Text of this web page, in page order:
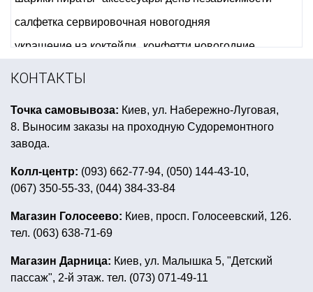
салфетка сервировочная новогодняя
украшение на коктейли конфетти новогодние
желтая вечеринка
снег в баллоне для елки
купить шарики с гелием в киеве
купить подвесные фонарики на день валентина
оформление гавайской вечеринки
товары к пасхе
купить конфетти на день влюбленных
вечеринка в стиле клоунов
сувенир магнит
детский день рождения в стиле фламинго
КОНТАКТЫ
Точка самовывоза: Киев, ул. Набережно-Луговая,
8. Выносим заказы на проходную Судоремонтного
завода.
Колл-центр: (093) 662-77-94, (050) 144-43-10,
(067) 350-55-33, (044) 384-33-84
Магазин Голосеево: Киев, просп. Голосеевский, 126.
тел. (063) 638-71-69
Магазин Дарница: Киев, ул. Малышка 5, "Детский
пассаж", 2-й этаж. тел. (073) 071-49-11